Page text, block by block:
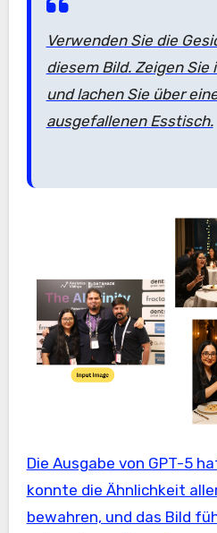
Verwenden Sie die
diesem Bild. Zeigen Sie
und lachen Sie über
ausgefallenen Esstisch.
Die Ausgabe von GPT-5
konnte die Ähnlichkeit
bewahren, und das Bild